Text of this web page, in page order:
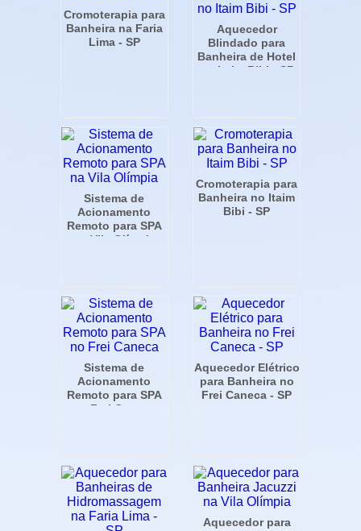
Cromoterapia para
Banheira na Faria
Lima - SP
Aquecedor
Blindado para
Banheira de Hotel
no Itaim Bibi - SP
Sistema de
Acionamento
Remoto para SPA
na Vila Olímpia
Cromoterapia para
Banheira no Itaim
Bibi - SP
Sistema de
Acionamento
Remoto para SPA
no Frei Caneca
Aquecedor Elétrico
para Banheira no
Frei Caneca - SP
Aquecedor para